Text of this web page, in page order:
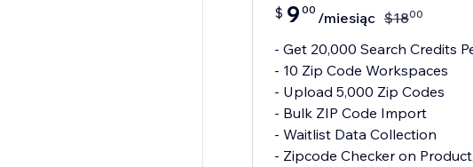
$ 9 00 /miesiąc $1800
- Get 20,000 Search Credits
- 10 Zip Code Workspaces
- Upload 5,000 Zip Codes
- Bulk ZIP Code Import
- Waitlist Data Collection
- Zipcode Checker on